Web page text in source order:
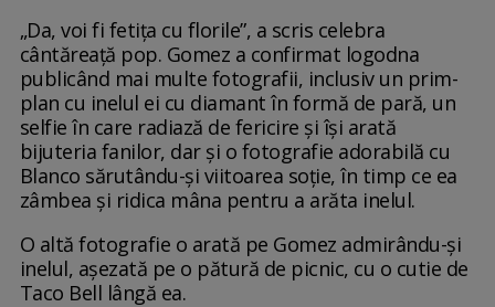
„Da, voi fi fetița cu florile”, a scris celebra
cântăreață pop. Gomez a confirmat logodna
publicând mai multe fotografii, inclusiv un prim-
plan cu inelul ei cu diamant în formă de pară, un
selfie în care radiază de fericire și își arată
bijuteria fanilor, dar și o fotografie adorabilă cu
Blanco sărutându-și viitoarea soție, în timp ce ea
zâmbea și ridica mâna pentru a arăta inelul.
O altă fotografie o arată pe Gomez admirându-și
inelul, așezată pe o pătură de picnic, cu o cutie de
Taco Bell lângă ea.